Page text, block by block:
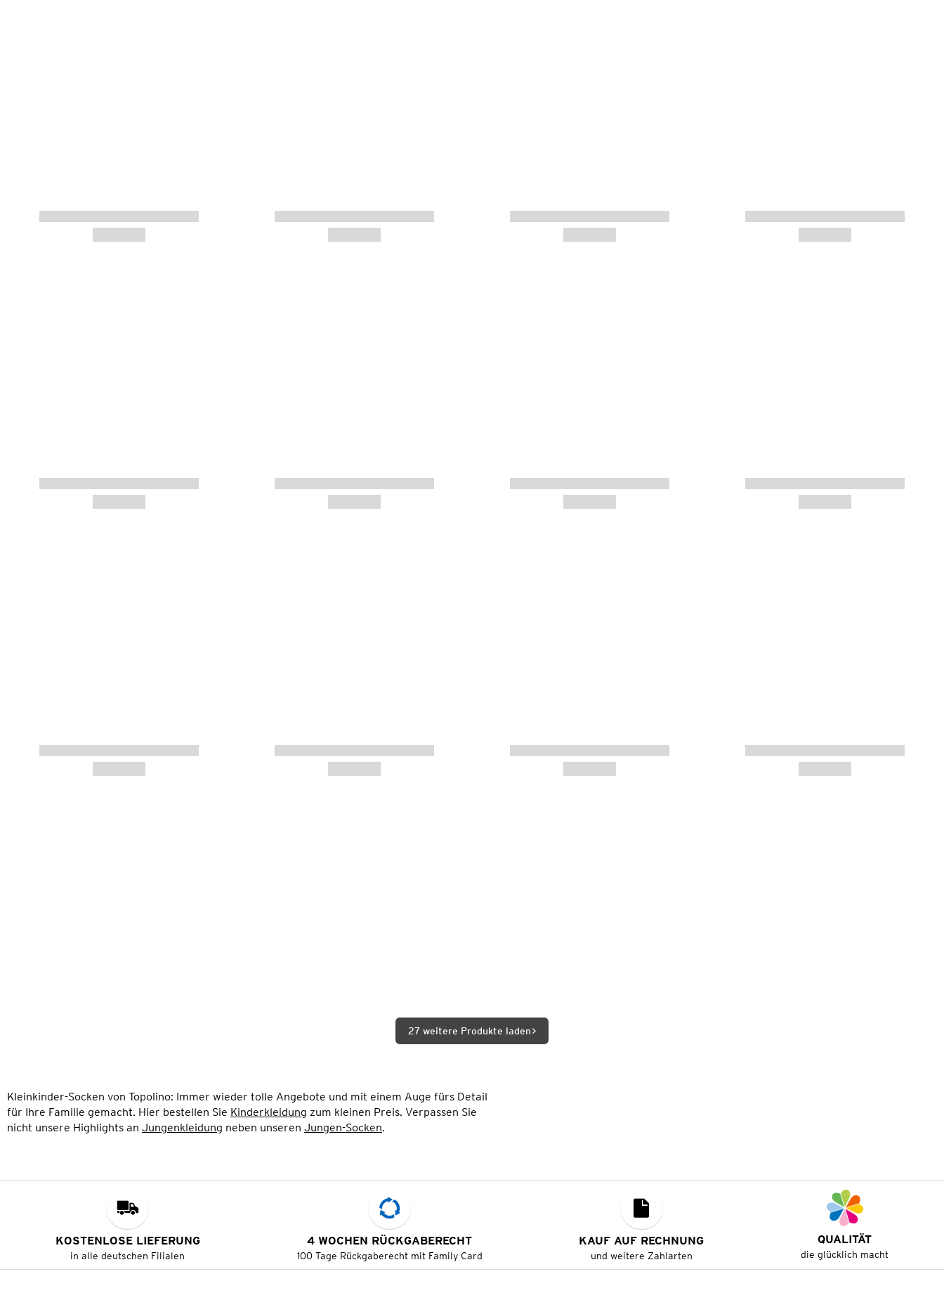
27 weitere Produkte laden
Kleinkinder-Socken von Topolino: Immer wieder tolle Angebote und mit einem Auge fürs Detail
für Ihre Familie gemacht. Hier bestellen Sie Kinderkleidung zum kleinen Preis. Verpassen Sie
nicht unsere Highlights an Jungenkleidung neben unseren Jungen-Socken.
KOSTENLOSE LIEFERUNG
in alle deutschen Filialen
4 WOCHEN RÜCKGABERECHT
100 Tage Rückgaberecht mit Family Card
KAUF AUF RECHNUNG
und weitere Zahlarten
QUALITÄT
die glücklich macht